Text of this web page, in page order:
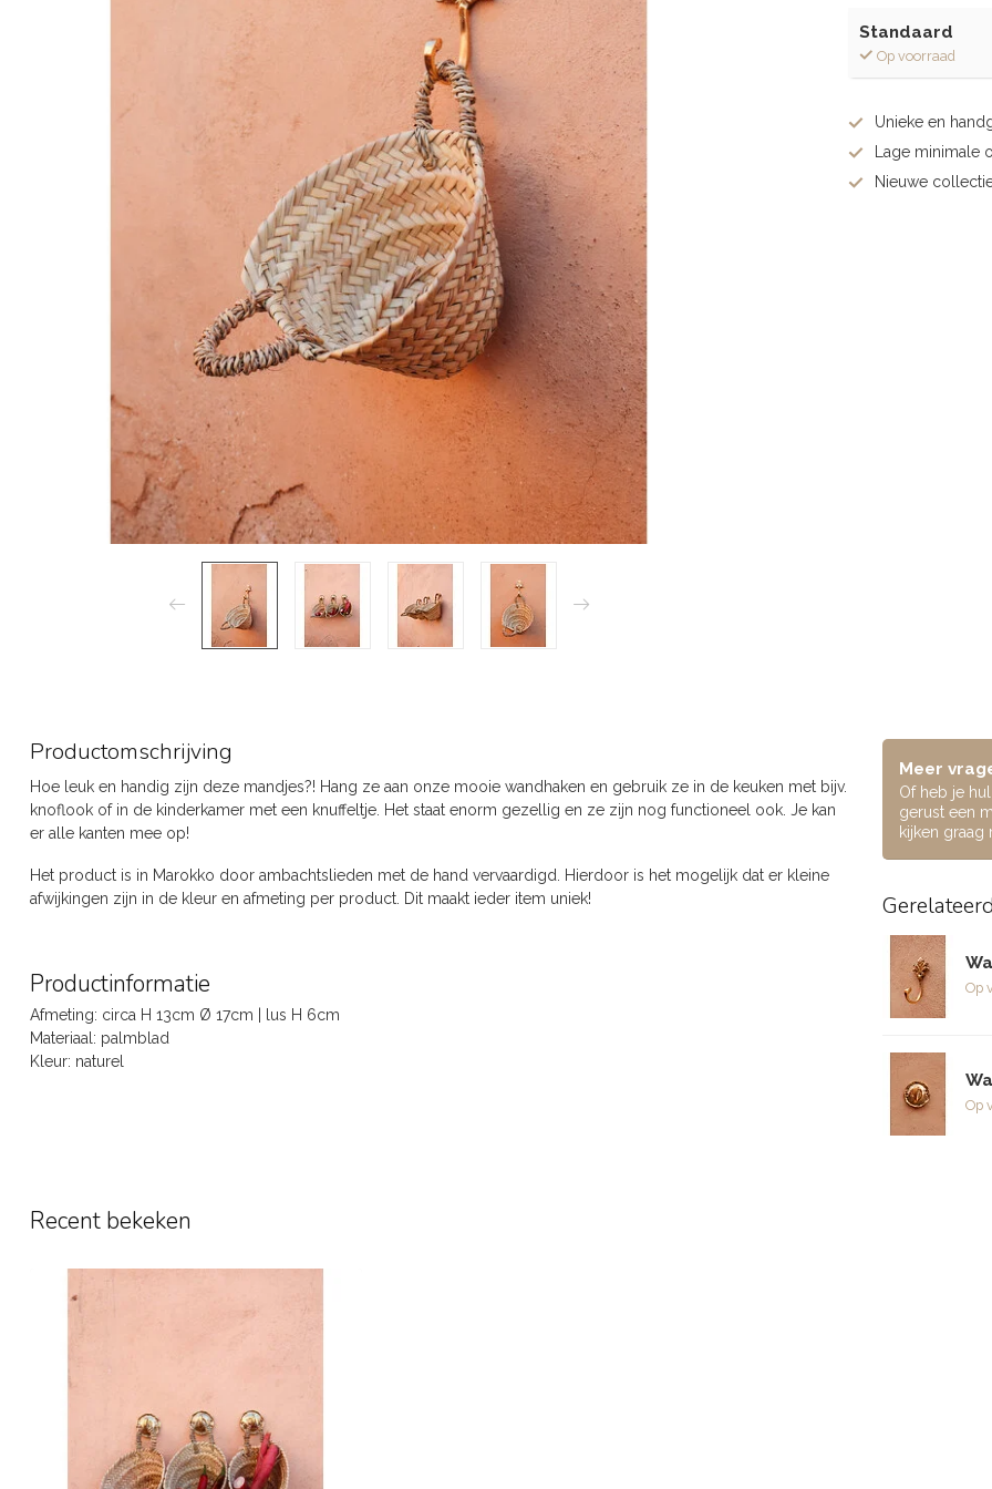
Standaard
Op voorraad
Unieke en
Lage minimale
Nieuwe
Productomschrijving
Hoe leuk en handig zijn deze mandjes?! Hang ze aan onze mooie wandhaken en gebruik ze in de keuken met bijv.
knoflook of in de kinderkamer met een knuffeltje. Het staat enorm gezellig en ze zijn nog functioneel ook. Je kan
er alle kanten mee op!
Het product is in Marokko door ambachtslieden met de hand vervaardigd. Hierdoor is het mogelijk dat er kleine
afwijkingen zijn in de kleur en afmeting per product. Dit maakt ieder item uniek!
Productinformatie
Afmeting: circa H 13cm Ø 17cm | lus H 6cm
Materiaal: palmblad
Kleur: naturel
Meer
Of heb je
gerust een
kijken graag
Op
Op
Recent bekeken